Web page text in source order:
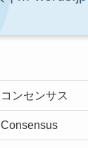
コンセンサス
Consensus